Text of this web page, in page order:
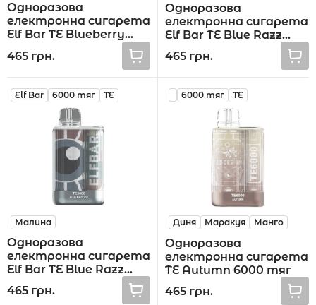
Одноразова
електронна сигарета
Elf Bar TE Blueberry
465 грн.
Одноразова
електронна сигарета
Elf Bar TE Blue Razz
Lemonade 6000 тяг
465 грн.
Elf Bar 6000 тяг TE
Малина
Одноразова
електронна сигарета
Elf Bar TE Blue Razz
6000 тяг
465 грн.
6000 тяг TE
Диня Маракуя Манго
Одноразова
електронна сигарета
TE Autumn 6000 тяг
465 грн.